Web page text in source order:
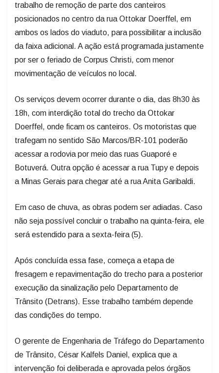
trabalho de remoção de parte dos canteiros
posicionados no centro da rua Ottokar Doerffel, em
ambos os lados do viaduto, para possibilitar a inclusão
da faixa adicional. A ação está programada justamente
por ser o feriado de Corpus Christi, com menor
movimentação de veículos no local.
Os serviços devem ocorrer durante o dia, das 8h30 às
18h, com interdição total do trecho da Ottokar
Doerffel, onde ficam os canteiros. Os motoristas que
trafegam no sentido São Marcos/BR-101 poderão
acessar a rodovia por meio das ruas Guaporé e
Botuverá. Outra opção é acessar a rua Tupy e depois
a Minas Gerais para chegar até a rua Anita Garibaldi.
Em caso de chuva, as obras podem ser adiadas. Caso
não seja possível concluir o trabalho na quinta-feira, ele
será estendido para a sexta-feira (5).
Após concluída essa fase, começa a etapa de
fresagem e repavimentação do trecho para a posterior
execução da sinalização pelo Departamento de
Trânsito (Detrans). Esse trabalho também depende
das condições do tempo.
O gerente de Engenharia de Tráfego do Departamento
de Trânsito, César Kalfels Daniel, explica que a
intervenção foi deliberada e aprovada pelos órgãos